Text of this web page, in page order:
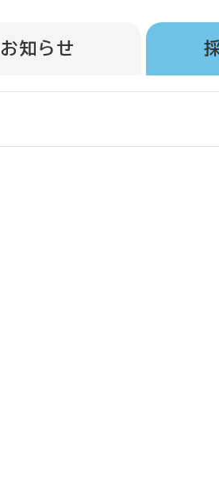
お知らせ